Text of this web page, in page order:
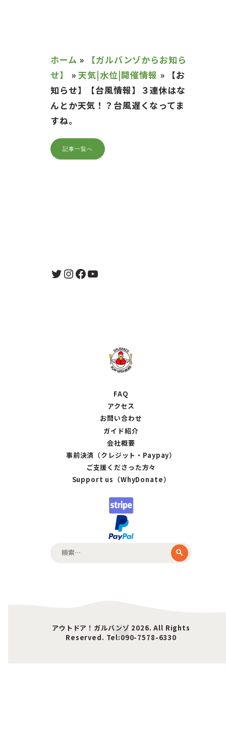
ホーム »
【ガルバンゾからお知ら
せ】
» 天気|水位|開催情報 » 【お
知らせ】【台風情報】３連休はな
んとか天気！？台風遅くなってま
すね。
記事一覧へ
Twitter
Instagram
Facebook
YouTube
FAQ
アクセス
お問い合わせ
ガイド紹介
会社概要
事前決済（クレジット・Paypay）
ご支援くださった方々
Support us（WhyDonate）
アウトドア！ガルバンゾ 2026. All Rights
Reserved. Tel:090-7578-6330